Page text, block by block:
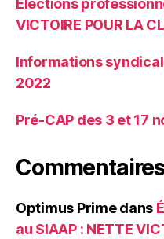
Élections
VICTOIRE POUR LA
Informations
2022
Pré-CAP des 3 et 17
Optimus Primedans
au SIAAP : NETTE